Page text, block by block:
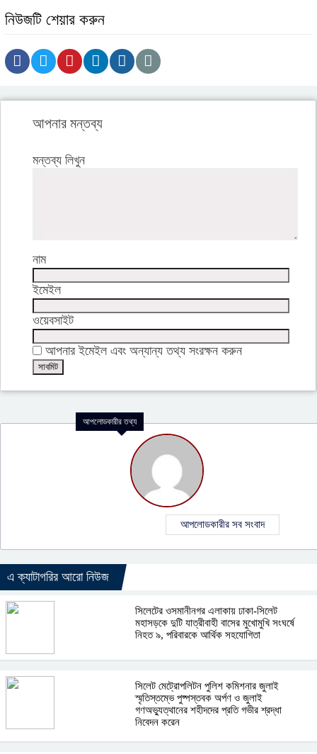
নিউজটি শেয়ার করুন
আপনার মন্তব্য
মন্তব্য লিখুন
নাম
ইমেইল
ওয়েবসাইট
আপনার ইমেইল এবং অন্যান্য তথ্য সংরক্ষন করুন
আপলোডকারীর তথ্য
আপলোডকারীর সব সংবাদ
এ ক্যাটাগরির আরো নিউজ
সিলেটের ওসমানীনগর এলাকায় ঢাকা-সিলেট
মহাসড়কে দুটি যাত্রীবাহী বাসের মুখোমুখি সংঘর্ষে
নিহত ৯, পরিবারকে আর্থিক সহযোগিতা
সিলেট মেট্রোপলিটন পুলিশ কমিশনার জুলাই
স্মৃতিস্তম্ভে পুষ্পস্তবক অর্পণ ও জুলাই
গণঅভ্যুত্থানের শহীদদের প্রতি গভীর শ্রদ্ধা
নিবেদন করেন